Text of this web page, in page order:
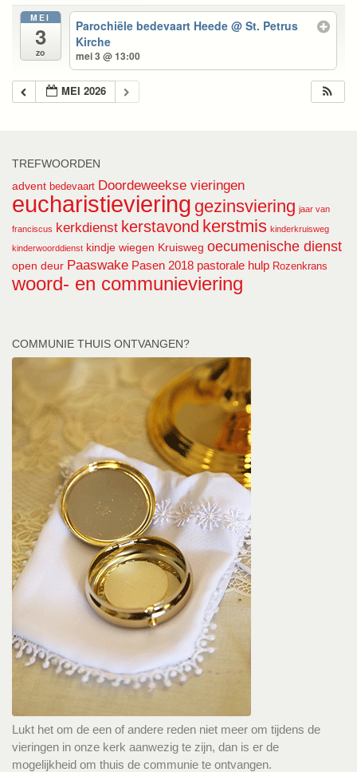
MEI
3
zo
Parochiële bedevaart Heede@ St. Petrus
Kirche
mei 3 @ 13:00
MEI 2026
TREFWOORDEN
advent bedevaart Doordeweekse vieringen
eucharistieviering gezinsviering jaar van
franciscus kerkdienst kerstavond kerstmis kinderkruisweg
kinderwoorddienst kindje wiegen Kruisweg oecumenische dienst
open deur Paaswake Pasen 2018 pastorale hulp Rozenkrans
woord- en communieviering
COMMUNIE THUIS ONTVANGEN?
Lukt het om de een of andere reden niet meer om tijdens de
vieringen in onze kerk aanwezig te zijn, dan is er de
mogelijkheid om thuis de communie te ontvangen.